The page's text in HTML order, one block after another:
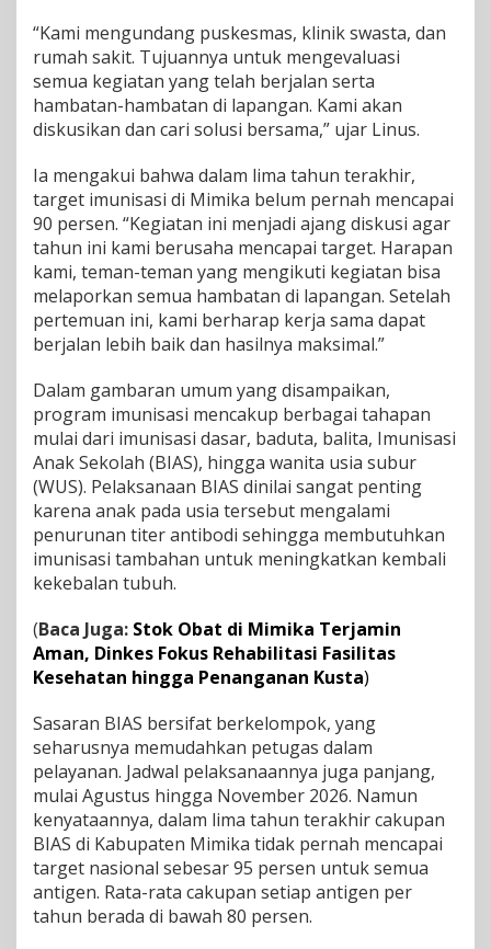
s
a
s
i
,
r
g
e
t
a
p
a
i
9
0
%
M
a
s
i
h
J
“Kami mengundang puskesmas, klinik swasta, dan
rumah sakit. Tujuannya untuk mengevaluasi
semua kegiatan yang telah berjalan serta
hambatan-hambatan di lapangan. Kami akan
diskusikan dan cari solusi bersama,” ujar Linus.
Ia mengakui bahwa dalam lima tahun terakhir,
target imunisasi di Mimika belum pernah mencapai
90 persen. “Kegiatan ini menjadi ajang diskusi agar
tahun ini kami berusaha mencapai target. Harapan
kami, teman-teman yang mengikuti kegiatan bisa
melaporkan semua hambatan di lapangan. Setelah
pertemuan ini, kami berharap kerja sama dapat
berjalan lebih baik dan hasilnya maksimal.”
Dalam gambaran umum yang disampaikan,
program imunisasi mencakup berbagai tahapan
mulai dari imunisasi dasar, baduta, balita, Imunisasi
Anak Sekolah (BIAS), hingga wanita usia subur
(WUS). Pelaksanaan BIAS dinilai sangat penting
karena anak pada usia tersebut mengalami
penurunan titer antibodi sehingga membutuhkan
imunisasi tambahan untuk meningkatkan kembali
kekebalan tubuh.
(Baca Juga: Stok Obat di Mimika Terjamin
Aman, Dinkes Fokus Rehabilitasi Fasilitas
Kesehatan hingga Penanganan Kusta)
Sasaran BIAS bersifat berkelompok, yang
seharusnya memudahkan petugas dalam
pelayanan. Jadwal pelaksanaannya juga panjang,
mulai Agustus hingga November 2026. Namun
kenyataannya, dalam lima tahun terakhir cakupan
BIAS di Kabupaten Mimika tidak pernah mencapai
target nasional sebesar 95 persen untuk semua
antigen. Rata-rata cakupan setiap antigen per
tahun berada di bawah 80 persen.